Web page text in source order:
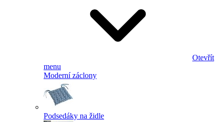
Otevřít
menu
Moderní záclony
Podsedáky na židle